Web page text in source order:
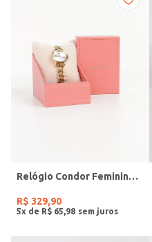
Relógio Condor Feminino DOURADO
R$ 329,90
5x de R$ 65 98